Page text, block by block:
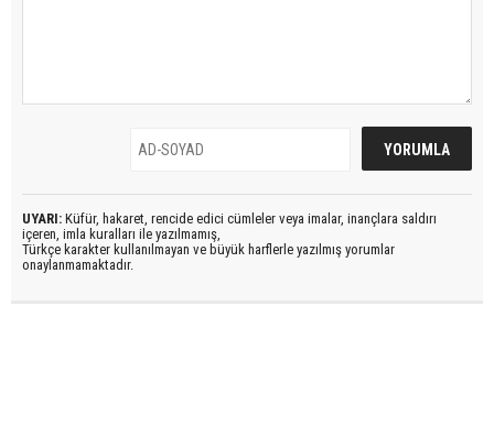
UYARI: Küfür, hakaret, rencide edici cümleler veya imalar, inançlara saldırı
içeren, imla kuralları ile yazılmamış,
Türkçe karakter kullanılmayan ve büyük harflerle yazılmış yorumlar
onaylanmamaktadır.